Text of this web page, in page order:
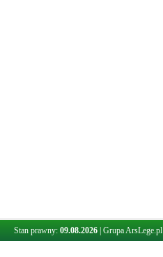
Stan prawny: 09.08.2026 Grupa ArsLege.pl